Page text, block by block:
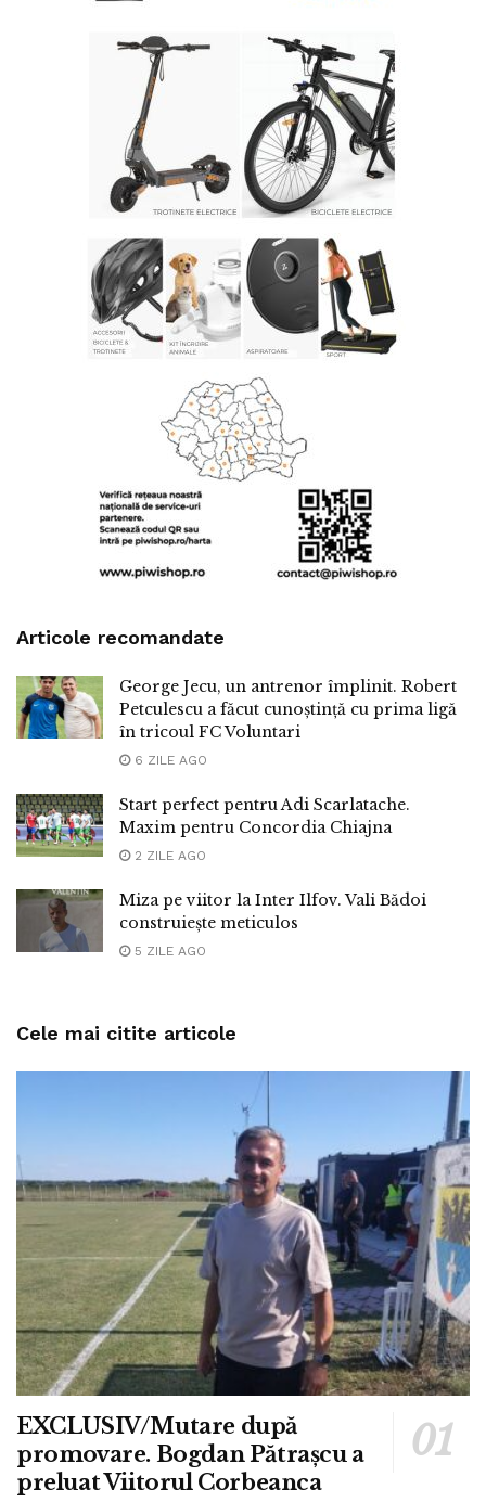
Articole recomandate
George Jecu, un antrenor împlinit. Robert
Petculescu a făcut cunoștință cu prima ligă
în tricoul FC Voluntari
6 ZILE AGO
Start perfect pentru Adi Scarlatache.
Maxim pentru Concordia Chiajna
2 ZILE AGO
Miza pe viitor la Inter Ilfov. Vali Bădoi
construiește meticulos
5 ZILE AGO
Cele mai citite articole
EXCLUSIV/Mutare după
promovare. Bogdan Pătrașcu a
preluat Viitorul Corbeanca